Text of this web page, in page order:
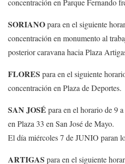
SORIANOpara en el siguiente
concentración en monumento al
posterior caravana hacia Plaza
FLORES para en el siguiente
concentración en Plaza de Deportes.
SAN JOSÉ para en el horario de 9
en Plaza 33 en San José de Mayo.
El día miércoles 7 de JUNIO paran
ARTIGAS para en el siguiente